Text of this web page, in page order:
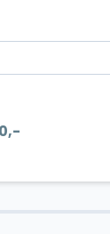
førersæde